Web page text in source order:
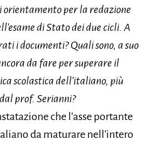
per la redazione
di Stato dei due cicli. A
i documenti? Quali sono, a suo
da fare per superare il
scolastica dell’italiano, più
prof. Serianni?
che l’asse portante
da maturare nell’intero